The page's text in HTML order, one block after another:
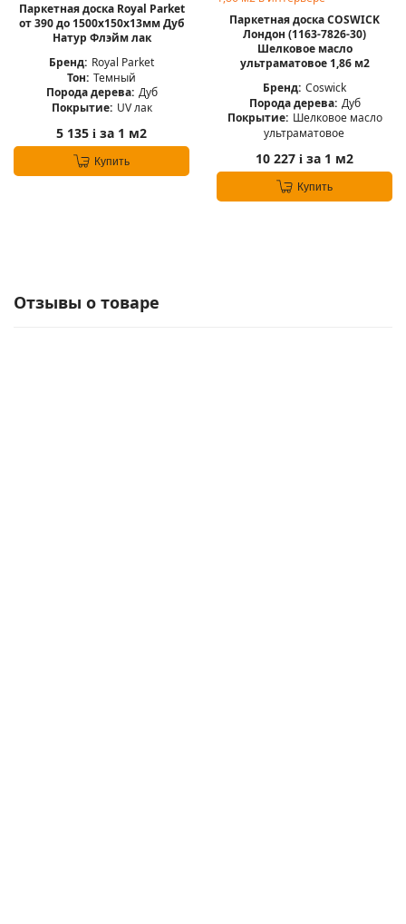
Паркетная доска Royal Parket
от 390 до 1500х150х13мм Дуб
Натур Флэйм лак
Бренд: Royal Parket
Тон: Темный
Порода дерева: Дуб
Покрытие: UV лак
5 135 i за 1 м2
Купить
Паркетная доска COSWICK
Лондон (1163-7826-30)
Шелковое масло
ультраматовое 1,86 м2
Бренд: Coswick
Порода дерева: Дуб
Покрытие: Шелковое масло
ультраматовое
10 227 i за 1 м2
Купить
Отзывы о товаре